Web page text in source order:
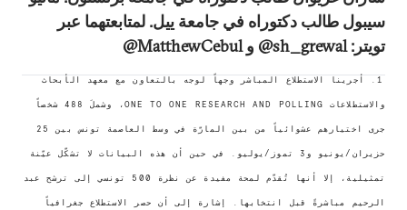
سيبول طالب دكتوراه في جامعة ييل. لمتابعتهما عبر
تويتر: sh_grewal@ و MatthewCebul@
1. أجرينا الاستطلاع المباشر وجهاً لوجه بالتعاون مع معهد الأبحاث
والاستطلاعات ONE TO ONE RESEARCH AND POLLING، وشملَ 488 شخصاً
جرى اختيارهم عشوائياً من بين المارّة في وسط العاصمة تونس بين 25
حزيران/يونيو و3 تموز/يوليو. في حين أن هذه البيانات لا تشكّل عيّنة
تمثيلية، إلا أنها تُقدّم لمحة مفيدة عن نظرة 500 تونسي إلى ترشح عبد
الرحيم مباشرةً قبل انتخابها. إشارة إلى أن حصر الاستطلاع جغرافياً